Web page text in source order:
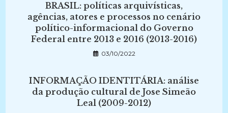
BRASIL: políticas arquivísticas,
agências, atores e processos no cenário
político-informacional do Governo
Federal entre 2013 e 2016 (2013-2016)
03/10/2022
INFORMAÇÃO IDENTITÁRIA: análise
da produção cultural de Jose Simeão
Leal (2009-2012)